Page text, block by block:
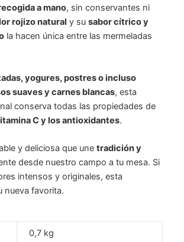
a mano, sin conservantes ni
rojizo natural y su sabor cítrico y
la hacen única entre las mermeladas
yogures, postres o incluso
suaves y carnes blancas, esta
conserva todas las propiedades de
C y los antioxidantes.
y deliciosa que une tradición y
desde nuestro campo a tu mesa. Si
intensos y originales, esta
nueva favorita.
0,7 kg